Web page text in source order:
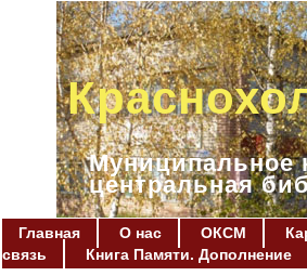
Муниципальное
центральная
Главная О нас ОКСМ
связь
Книга Памяти. Дополнение